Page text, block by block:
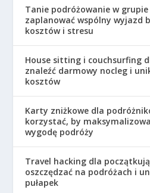
Tanie podróżowanie w
zaplanować wspólny wyjazd
kosztów i stresu
House sitting i couchsurfing
znaleźć darmowy nocleg i
kosztów
Karty zniżkowe dla
korzystać, by
wygodę podróży
Travel hacking dla
oszczędzać na podróżach i
pułapek